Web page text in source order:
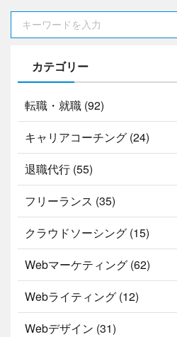
カテゴリー
転職・就職 (92)
キャリアコーチング (24)
退職代行 (55)
フリーランス (35)
クラウドソーシング (15)
Webマーケティング (62)
Webライティング (12)
Webデザイン (31)